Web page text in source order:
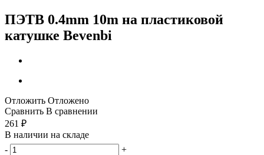
ПЭТВ 0.4mm 10m на пластиковой
катушке Bevenbi
Отложить Отложено
Сравнить В сравнении
261 ₽
В наличии на складе
-
+